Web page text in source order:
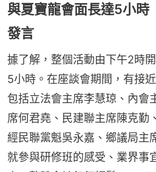
與夏寶龍會面長達5小
發言
據了解，整個活動由下午2時
5小時。在座談會期間，有接
包括立法會主席李慧琼、內會
席何君堯、民建聯主席陳克勤
經民聯黨魁吳永嘉、鄉議局主
就參與研修班的感受、業界事